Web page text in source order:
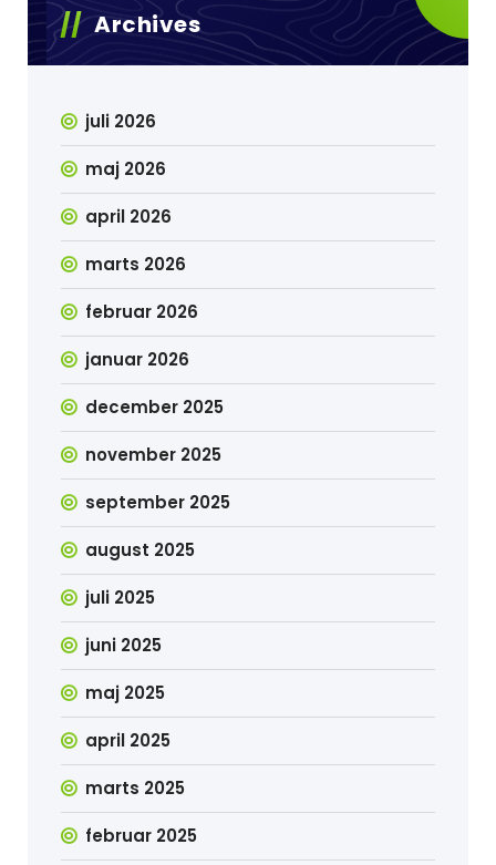
Archives
juli 2026
maj 2026
april 2026
marts 2026
februar 2026
januar 2026
december 2025
november 2025
september 2025
august 2025
juli 2025
juni 2025
maj 2025
april 2025
marts 2025
februar 2025